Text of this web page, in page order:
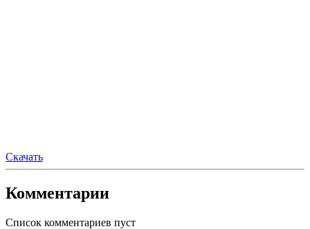
Скачать
Комментарии
Список комментариев пуст